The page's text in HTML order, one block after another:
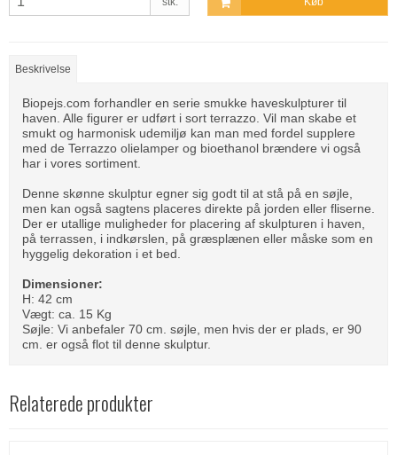
Beskrivelse
Biopejs.com forhandler en serie smukke haveskulpturer til
haven. Alle figurer er udført i sort terrazzo. Vil man skabe et
smukt og harmonisk udemiljø kan man med fordel supplere
med de Terrazzo olielamper og bioethanol brændere vi også
har i vores sortiment.
Denne skønne skulptur egner sig godt til at stå på en søjle,
men kan også sagtens placeres direkte på jorden eller fliserne.
Der er utallige muligheder for placering af skulpturen i haven,
på terrassen, i indkørslen, på græsplænen eller måske som en
hyggelig dekoration i et bed.
Dimensioner:
H: 42 cm
Vægt: ca. 15 Kg
Søjle: Vi anbefaler 70 cm. søjle, men hvis der er plads, er 90
cm. er også flot til denne skulptur.
Relaterede produkter